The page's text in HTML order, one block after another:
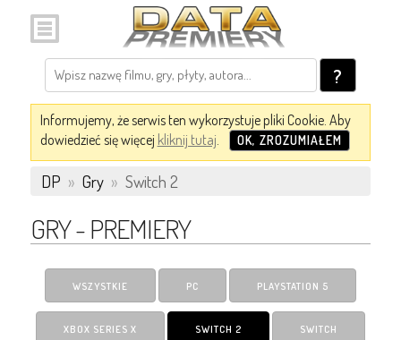
?
Informujemy, że serwis ten wykorzystuje pliki Cookie. Aby
dowiedzieć się więcej kliknij tutaj. OK, ZROZUMIAŁEM
DP » Gry » Switch 2
GRY - PREMIERY
WSZYSTKIE PC PLAYSTATION 5
XBOX SERIES X SWITCH 2 SWITCH